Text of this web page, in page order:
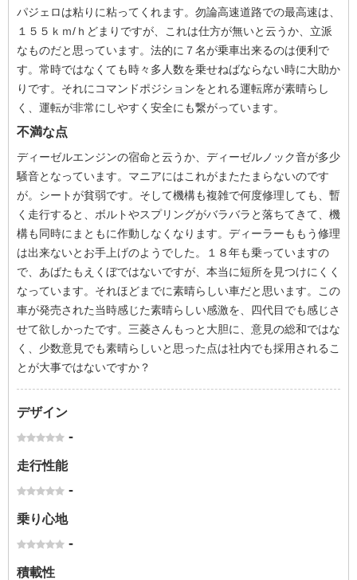
パジェロは粘りに粘ってくれます。勿論高速道路での最高速は、
１５５ｋｍ/ｈどまりですが、これは仕方が無いと云うか、立派
なものだと思っています。法的に７名が乗車出来るのは便利で
す。常時ではなくても時々多人数を乗せねばならない時に大助か
りです。それにコマンドポジションをとれる運転席が素晴らし
く、運転が非常にしやすく安全にも繋がっています。
不満な点
ディーゼルエンジンの宿命と云うか、ディーゼルノック音が多少
騒音となっています。マニアにはこれがまたたまらないのです
が。シートが貧弱です。そして機構も複雑で何度修理しても、暫
く走行すると、ボルトやスプリングがバラバラと落ちてきて、機
構も同時にまともに作動しなくなります。ディーラーももう修理
は出来ないとお手上げのようでした。１８年も乗っていますの
で、あばたもえくぼではないですが、本当に短所を見つけにくく
なっています。それほどまでに素晴らしい車だと思います。この
車が発売された当時感じた素晴らしい感激を、四代目でも感じさ
せて欲しかったです。三菱さんもっと大胆に、意見の総和ではな
く、少数意見でも素晴らしいと思った点は社内でも採用されるこ
とが大事ではないですか？
デザイン
-
走行性能
-
乗り心地
-
積載性